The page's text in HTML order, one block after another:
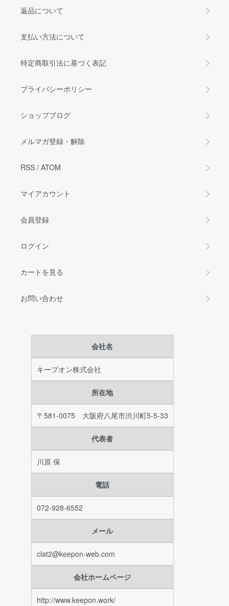
返品について
支払い方法について
特定商取引法に基づく表記
プライバシーポリシー
ショップブログ
メルマガ登録・解除
RSS / ATOM
マイアカウント
会員登録
ログイン
カートを見る
お問い合わせ
会社名
キープオン株式会社
所在地
〒581-0075 大阪府八尾市渋川町5-5-33
代表者
川原 保
電話
072-928-6552
メール
clat2@keepon-web.com
会社ホームページ
http://www.keepon.work/